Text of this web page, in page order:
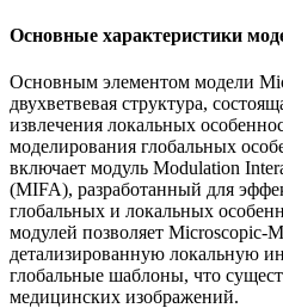
Основные характеристики
Основным элементом модели
двухветвевая структура,
извлечения локальных
моделирования глобальных
включает модуль Modulation
(MIFA), разработанный для
глобальных и локальных
модулей позволяет Microscopic-
детализированную локальную
глобальные шаблоны, что
медицинских изображений.